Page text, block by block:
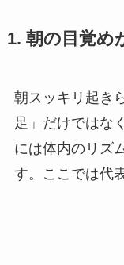
1. 朝の目覚め
朝スッキリ起き
足」だけではな
には体内のリズ
す。ここでは代